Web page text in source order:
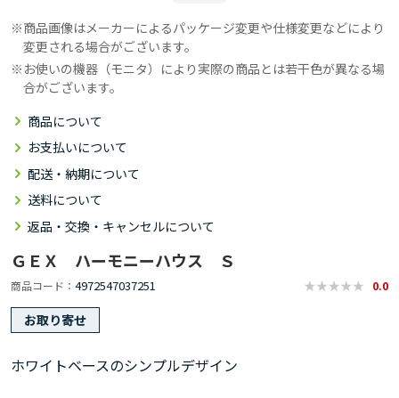
商品画像はメーカーによるパッケージ変更や仕様変更などにより
変更される場合がございます。
お使いの機器（モニタ）により実際の商品とは若干色が異なる場
合がございます。
商品について
お支払いについて
配送・納期について
送料について
返品・交換・キャンセルについて
ＧＥＸ ハーモニーハウス Ｓ
商品コード 4972547037251 0.0
お取り寄せ
ホワイトベースのシンプルデザイン